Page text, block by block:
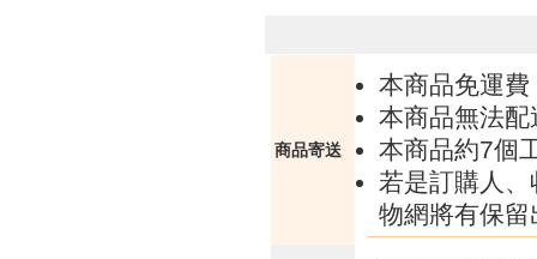
商品寄送
本商品免運
本商品無法配
本商品約7個
若是訂購人
物網將有保